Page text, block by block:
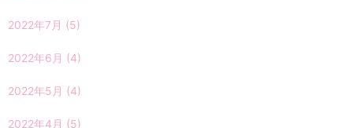
2022年7月 (5)
2022年6月 (4)
2022年5月 (4)
2022年4月 (5)